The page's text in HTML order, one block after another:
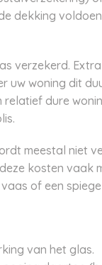
dekking
verzekerd.
uw woning dit
dure
meestal niet
kosten vaak
of een
van het glas.